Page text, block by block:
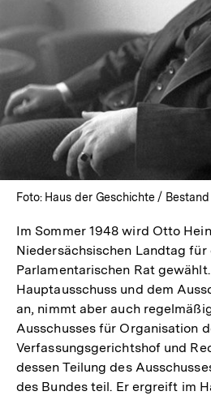
In
Foto: Haus der Geschichte /
Im Sommer 1948 wird Otto
Niedersächsischen Landtag für
Parlamentarischen Rat
Hauptausschuss und dem
an, nimmt aber auch
Ausschusses für Organisation
Verfassungsgerichtshof und
dessen Teilung des
des Bundes teil. Er ergreift im